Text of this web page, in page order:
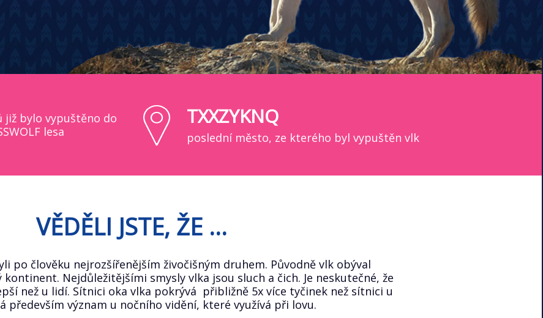
již bylo vypuštěno do
lesa
TXXZYKNQ
poslední město, ze kterého byl vypuštěn vlk
VĚDĚLI JSTE, ŽE ...
po člověku nejrozšířenějším živočišným druhem. Původně vlk obýval
Nejdůležitějšími smysly vlka jsou sluch a čich. Je neskutečné, že
než u lidí. Sítnici oka vlka pokrývá přibližně 5x více tyčinek než sítnici u
především význam u nočního vidění, které využívá při lovu.